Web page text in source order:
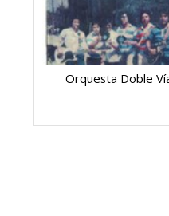
Orquesta Doble